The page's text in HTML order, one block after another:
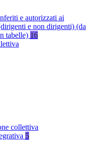
e autorizzati ai
e non dirigenti) (da
tabelle) 16
collettiva
5